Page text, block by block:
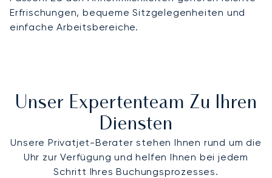
Erfrischungen, bequeme Sitzgelegenheiten und
einfache Arbeitsbereiche.
Unser Expertenteam Zu Ihren
Diensten
Unsere Privatjet-Berater stehen Ihnen rund um die
Uhr zur Verfügung und helfen Ihnen bei jedem
Schritt Ihres Buchungsprozesses.